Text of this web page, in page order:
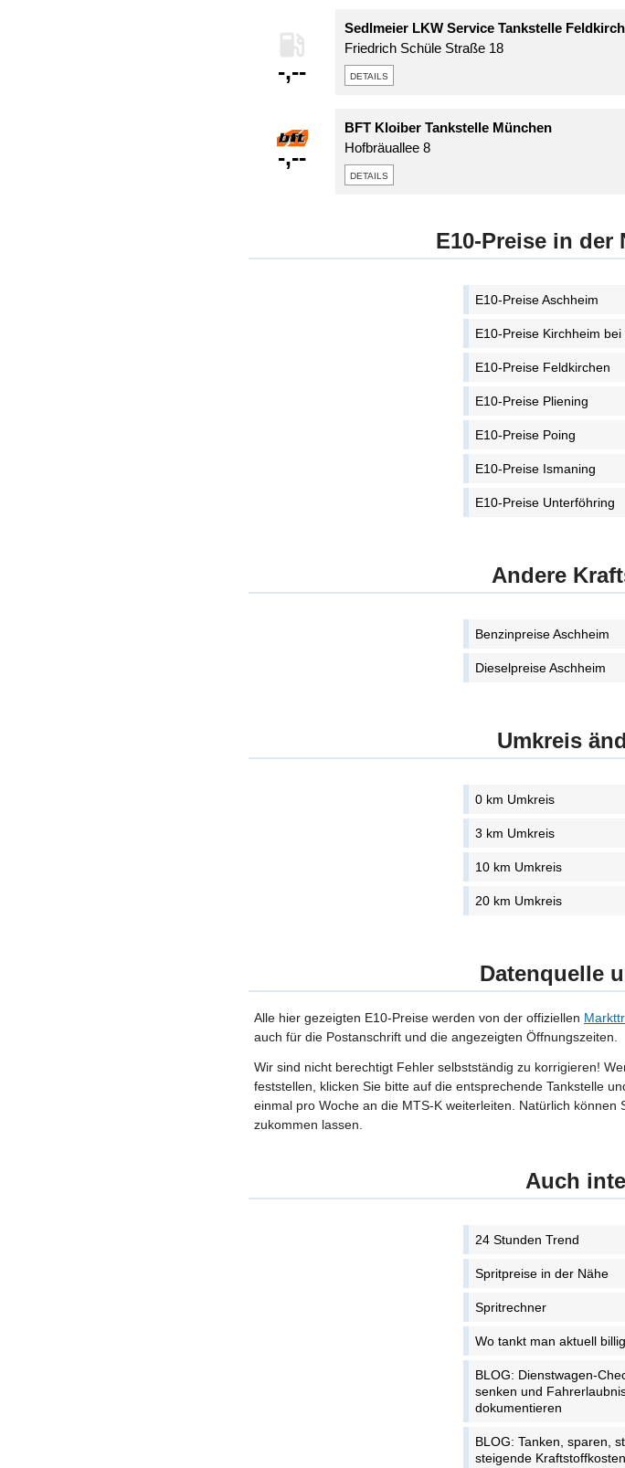
-,--
Sedlmeier LKW Service Tankstelle
Friedrich Schüle Straße 18
details
-,--
BFT Kloiber Tankstelle München
Hofbräuallee 8
details
E10-Preise in der
E10-Preise Aschheim
E10-Preise Kirchheim bei
E10-Preise Feldkirchen
E10-Preise Pliening
E10-Preise Poing
E10-Preise Ismaning
E10-Preise Unterföhring
Andere
Benzinpreise Aschheim
Dieselpreise Aschheim
Umkreis
0 km Umkreis
3 km Umkreis
10 km Umkreis
20 km Umkreis
Datenquelle
Alle hier gezeigten E10-Preise werden von der offiziellen
auch für die Postanschrift und die angezeigten Öffnungszeiten.
Wir sind nicht berechtigt Fehler selbstständig zu korrigieren!
feststellen, klicken Sie bitte auf die entsprechende Tankstelle
einmal pro Woche an die MTS-K weiterleiten. Natürlich können
zukommen lassen.
Auch
24 Stunden Trend
Spritpreise in der Nähe
Spritrechner
Wo tankt man aktuell
BLOG: Dienstwagen-
senken und
dokumentieren
BLOG: Tanken, sparen,
steigende